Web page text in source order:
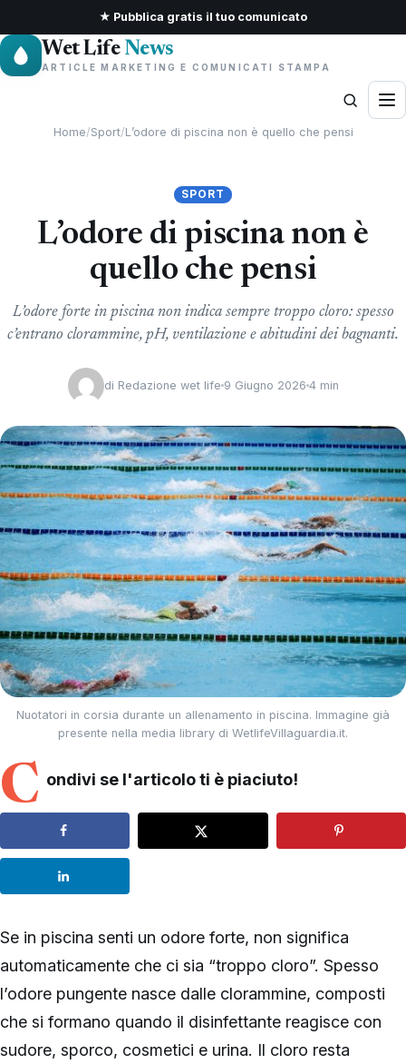
★ Pubblica gratis il tuo comunicato
Wet Life News
ARTICLE MARKETING E COMUNICATI STAMPA
Home/Sport/L’odore di piscina non è quello che pensi
SPORT
L’odore di piscina non è
quello che pensi
L’odore forte in piscina non indica sempre troppo cloro: spesso
c’entrano clorammine, pH, ventilazione e abitudini dei bagnanti.
di Redazione wet life 9 Giugno 2026 4 min
Nuotatori in corsia durante un allenamento in piscina. Immagine già
presente nella media library di WetlifeVillaguardia.it.
C ondivi se l'articolo ti è piaciuto!
Se in piscina senti un odore forte, non significa
automaticamente che ci sia “troppo cloro”. Spesso
l’odore pungente nasce dalle clorammine, composti
che si formano quando il disinfettante reagisce con
sudore, sporco, cosmetici e urina. Il cloro resta